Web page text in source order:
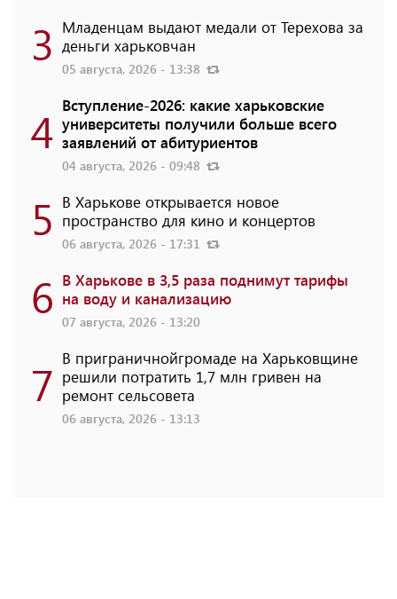
3 Младенцам выдают медали от Терехова за
деньги харьковчан
05 августа, 2026 - 13:38
4 Вступление-2026: какие харьковские
университеты получили больше всего
заявлений от абитуриентов
04 августа, 2026 - 09:48
5 В Харькове открывается новое
пространство для кино и концертов
06 августа, 2026 - 17:31
6 В Харькове в 3,5 раза поднимут тарифы
на воду и канализацию
07 августа, 2026 - 13:20
7 В приграничнойгромаде на Харьковщине
решили потратить 1,7 млн ​​гривен на
ремонт сельсовета
06 августа, 2026 - 13:13